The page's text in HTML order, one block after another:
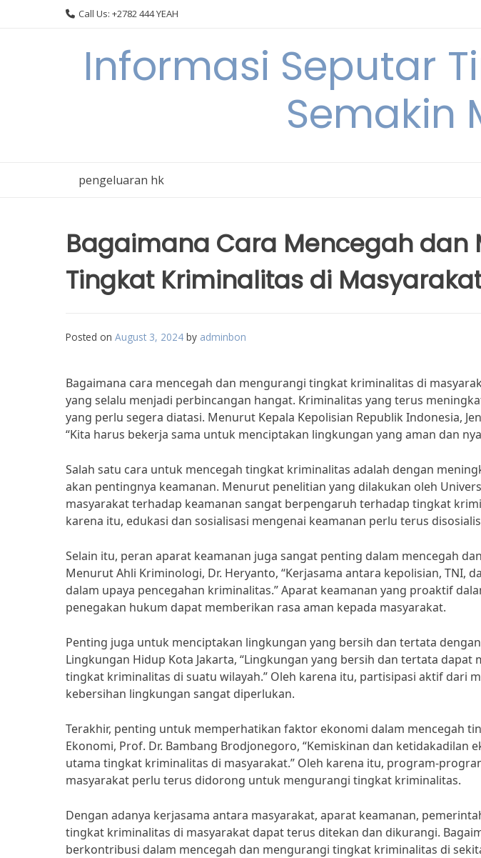
Call Us: +2782 444 YEAH
Informasi Seputar
Semakin
pengeluaran hk
Bagaimana Cara Mencegah dan
Tingkat Kriminalitas di
Posted on August 3, 2024 by adminbon
Bagaimana cara mencegah dan mengurangi tingkat kriminalitas di
yang selalu menjadi perbincangan hangat. Kriminalitas yang terus
yang perlu segera diatasi. Menurut Kepala Kepolisian Republik Indonesia,
“Kita harus bekerja sama untuk menciptakan lingkungan yang aman dan
Salah satu cara untuk mencegah tingkat kriminalitas adalah dengan
akan pentingnya keamanan. Menurut penelitian yang dilakukan oleh
masyarakat terhadap keamanan sangat berpengaruh terhadap tingkat
karena itu, edukasi dan sosialisasi mengenai keamanan perlu terus
Selain itu, peran aparat keamanan juga sangat penting dalam mencegah
Menurut Ahli Kriminologi, Dr. Heryanto, “Kerjasama antara kepolisian, TNI,
dalam upaya pencegahan kriminalitas.” Aparat keamanan yang proaktif
penegakan hukum dapat memberikan rasa aman kepada masyarakat.
Penting juga untuk menciptakan lingkungan yang bersih dan tertata
Lingkungan Hidup Kota Jakarta, “Lingkungan yang bersih dan tertata
tingkat kriminalitas di suatu wilayah.” Oleh karena itu, partisipasi aktif dari
kebersihan lingkungan sangat diperlukan.
Terakhir, penting untuk memperhatikan faktor ekonomi dalam mencegah
Ekonomi, Prof. Dr. Bambang Brodjonegoro, “Kemiskinan dan ketidakadilan
utama tingkat kriminalitas di masyarakat.” Oleh karena itu, program-
masyarakat perlu terus didorong untuk mengurangi tingkat kriminalitas.
Dengan adanya kerjasama antara masyarakat, aparat keamanan,
tingkat kriminalitas di masyarakat dapat terus ditekan dan dikurangi.
berkontribusi dalam mencegah dan mengurangi tingkat kriminalitas di